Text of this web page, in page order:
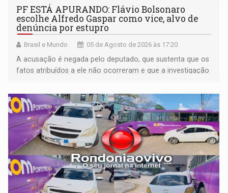
PF ESTÁ APURANDO: Flávio Bolsonaro
escolhe Alfredo Gaspar como vice, alvo de
denúncia por estupro
Brasil e Mundo 05 de Agosto de 2026 às 17:20
A acusação é negada pelo deputado, que sustenta que os
fatos atribuídos a ele não ocorreram e que a investigação